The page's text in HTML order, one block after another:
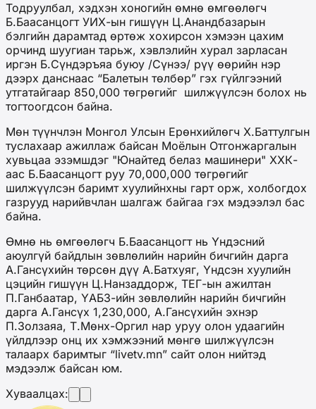
Тодруулбал, хэдхэн хоногийн өмнө өмгөөлөгч
Б.Баасанцогт УИХ-ын гишүүн Ц.Анандбазарын
бэлгийн дарамтад өртөж хохирсон хэмээн цахим
орчинд шуугиан тарьж, хэвлэлийн хурал зарласан
иргэн Б.Сүндэръяа буюу /Сүнээ/ рүү өөрийн нэр
дээрх данснаас “Балетын төлбөр” гэх гүйлгээний
утгатайгаар 850,000 төгрөгийг шилжүүлсэн болох нь
тогтоогдсон байна.
Мөн түүнчлэн Монгол Улсын Ерөнхийлөгч Х.Баттулгын
туслахаар ажиллаж байсан Моёлын Отгонжаргалын
хувьцаа эзэмшдэг "Юнайтед белаз машинери" ХХК-
аас Б.Баасанцогт руу 70,000,000 төгрөгийг
шилжүүлсэн баримт хуулийнхны гарт орж, холбогдох
газрууд нарийвчлан шалгаж байгаа гэх мэдээлэл бас
байна.
Өмнө нь өмгөөлөгч Б.Баасанцогт нь Үндэсний
аюулгүй байдлын зөвлөлийн нарийн бичгийн дарга
А.Гансүхийн төрсөн дүү А.Батхуяг, Үндсэн хуулийн
цэцийн гишүүн Ц.Нанзаддорж, ТЕГ-ын ажилтан
П.Ганбаатар, ҮАБЗ-ийн зөвлөлийн нарийн бичгийн
дарга А.Гансүх 1,230,000, А.Гансүхийн эхнэр
П.Золзаяа, Т.Мөнх-Оргил нар уруу олон удаагийн
үйлдлээр онц их хэмжээний мөнгө шилжүүлсэн
талаарх баримтыг “livetv.mn” сайт олон нийтэд
мэдээлж байсан юм.
Хуваалцах: